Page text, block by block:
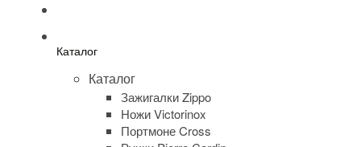
Каталог
Каталог
Зажигалки Zippo
Ножи Victorinox
Портмоне Cross